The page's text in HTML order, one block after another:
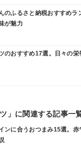
のふるさと納税おすすめラ
が魅力
のおすすめ17選。日々の栄
」に関連する記事一
ンに合うおつまみ15選。